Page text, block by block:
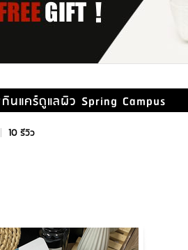
แคร์ดูแลผิว Spring Campus
| 10 รีวิว